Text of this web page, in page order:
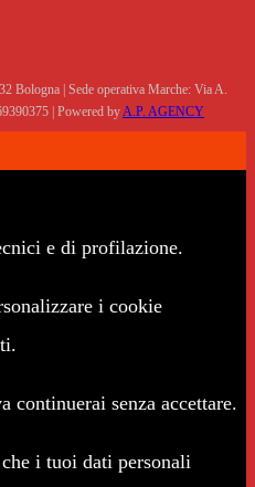
Bologna | Sede operativa Marche: Via A.
| Powered by A.P. AGENCY
e di profilazione.
i cookie
continuerai senza accettare.
i tuoi dati personali